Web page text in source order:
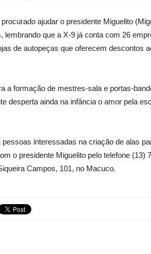
ajudar o presidente Miguelito
lembrando que a X-9 já conta com 26
de autopeças que oferecem descontos
a formação de mestres-sala e portas-
desperta ainda na infância o amor pela
interessadas na criação de alas
o presidente Miguelito pelo telefone (13)
Campos, 101, no Macuco.